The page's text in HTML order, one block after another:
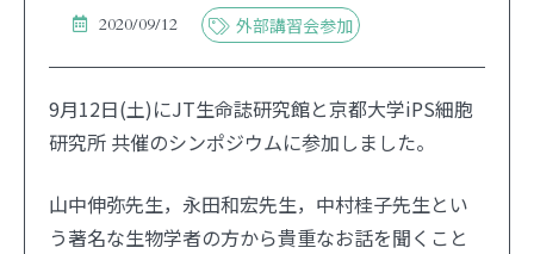
2020/09/12 外部講習会参加
9月12日(土)にJT生命誌研究館と京都大学iPS細胞
研究所 共催のシンポジウムに参加しました。
山中伸弥先生，永田和宏先生，中村桂子先生とい
う著名な生物学者の方から貴重なお話を聞くこと